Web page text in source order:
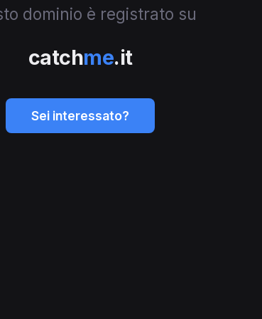
dominio è registrato su
catchme.it
Sei interessato?